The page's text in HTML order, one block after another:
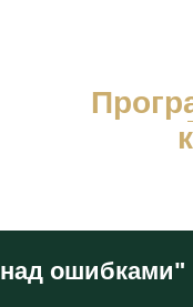
ошибками"